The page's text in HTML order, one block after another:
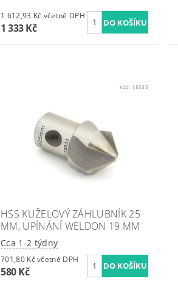
1 612,93 Kč včetně DPH
1 333 Kč
Kód: 18533
HSS KUŽELOVÝ ZÁHLUBNÍK 25
MM, UPÍNÁNÍ WELDON 19 MM
Cca 1-2 týdny
701,80 Kč včetně DPH
580 Kč